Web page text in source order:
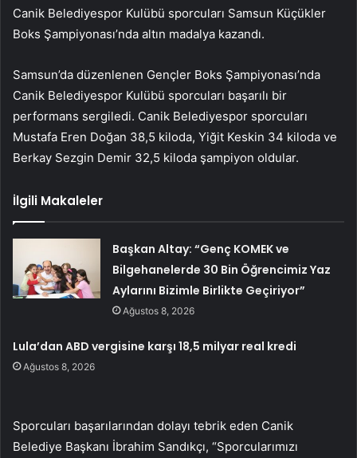
Canik Belediyespor Kulübü sporcuları Samsun Küçükler
Boks Şampiyonası’nda altın madalya kazandı.
Samsun’da düzenlenen Gençler Boks Şampiyonası’nda
Canik Belediyespor Kulübü sporcuları başarılı bir
performans sergiledi. Canik Belediyespor sporcuları
Mustafa Eren Doğan 38,5 kiloda, Yiğit Keskin 34 kiloda ve
Berkay Sezgin Demir 32,5 kiloda şampiyon oldular.
İlgili Makaleler
Başkan Altay: “Genç KOMEK ve
Bilgehanelerde 30 Bin Öğrencimiz Yaz
Aylarını Bizimle Birlikte Geçiriyor”
Ağustos 8, 2026
Lula’dan ABD vergisine karşı 18,5 milyar real kredi
Ağustos 8, 2026
Sporcuları başarılarından dolayı tebrik eden Canik
Belediye Başkanı İbrahim Sandıkçı, “Sporcularımızı